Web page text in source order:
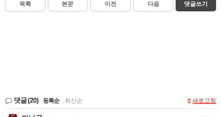
목록 본문 이전 다음 댓글쓰기
댓글(20) 등록순 최신순 새로고침